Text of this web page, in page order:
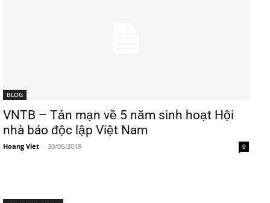
BLOG
VNTB – Tản mạn về 5 năm sinh hoạt Hội
nhà báo độc lập Việt Nam
Hoang Viet - 30/06/2019 0